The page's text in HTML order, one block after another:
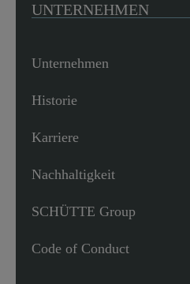
UNTERNEHMEN
Unternehmen
Historie
Karriere
Nachhaltigkeit
SCHÜTTE Group
Code of Conduct